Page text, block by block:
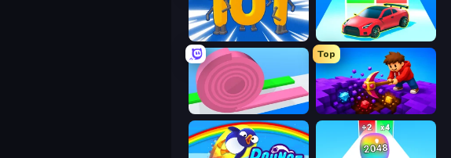
Numbers Arena
Layers Roll
Top
Obby: Dig Down